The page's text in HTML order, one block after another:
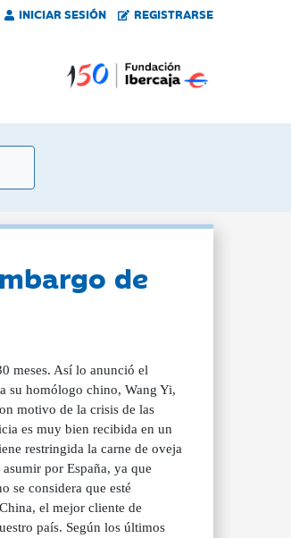
INICIAR SESIÓN REGISTRARSE
de
meses. Así lo anunció el
su homólogo chino, Wang Yi,
motivo de la crisis de las
es muy bien recibida en un
restringida la carne de oveja
por España, ya que
se considera que esté
el mejor cliente de
país. Según los últimos